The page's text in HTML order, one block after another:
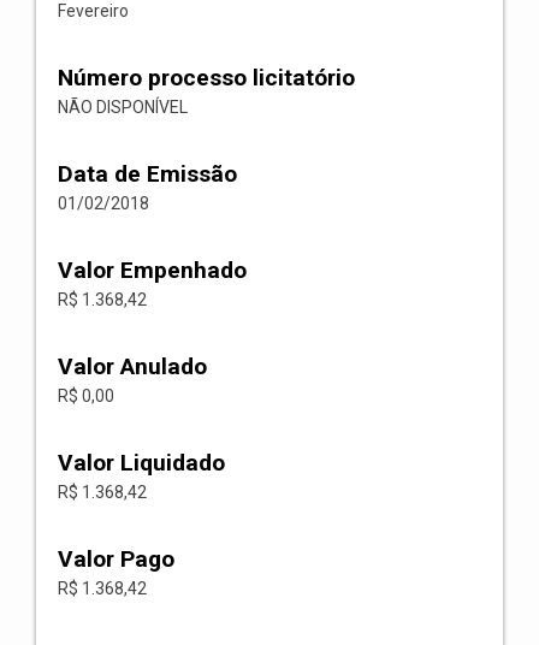
Fevereiro
Número processo licitatório
NÃO DISPONÍVEL
Data de Emissão
01/02/2018
Valor Empenhado
R$ 1.368,42
Valor Anulado
R$ 0,00
Valor Liquidado
R$ 1.368,42
Valor Pago
R$ 1.368,42